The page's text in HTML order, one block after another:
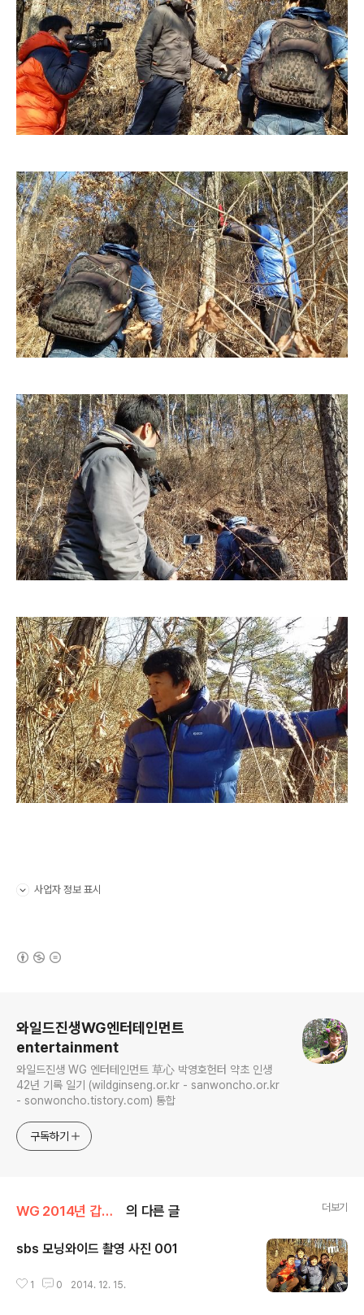
사업자 정보 표시
와일드진생WG엔터테인먼트
entertainment
와일드진생 WG 엔터테인먼트 草心 박영호헌터 약초 인생
42년 기록 일기 (wildginseng.or.kr - sanwoncho.or.kr
- sonwoncho.tistory.com) 통합
구독하기
WG 2014년 갑오년 기록 의 다른 글 더보기
sbs 모닝와이드 촬영 사진 001
1 0 2014. 12. 15.